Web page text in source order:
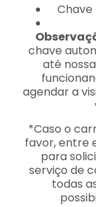
chave
até
agendar a
*Caso o
favor, entre
para
serviço de
todas